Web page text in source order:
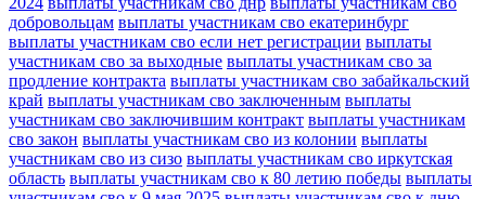
добровольцам выплаты участникам сво екатеринбург
выплаты участникам сво если нет регистрации выплаты
участникам сво за выходные выплаты участникам сво за
продление контракта выплаты участникам сво забайкальский
край выплаты участникам сво заключенным выплаты
участникам сво заключившим контракт выплаты участникам
сво закон выплаты участникам сво из колонии выплаты
участникам сво из сизо выплаты участникам сво иркутская
область выплаты участникам сво к 80 летию победы выплаты